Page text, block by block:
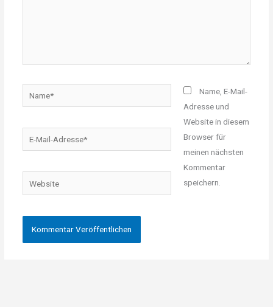
Mail-
Website
Name, E-Mail-
Adresse und
Website in diesem
Browser für
meinen nächsten
Kommentar
speichern.